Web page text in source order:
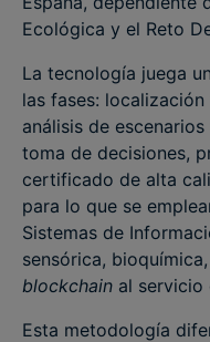
Ecológica y el Reto
La tecnología juega
las fases:
análisis de
toma de decisiones,
certificado de alta
para lo que se
Sistemas de
sensórica,
blockchain al servicio
Esta metodología